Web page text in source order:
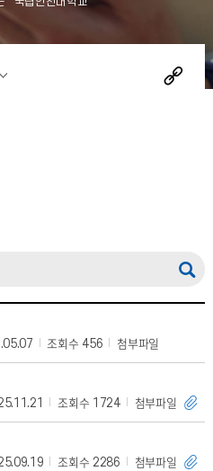
조회수 456 첨부파일
조회수 1724 첨부파일
조회수 2286 첨부파일